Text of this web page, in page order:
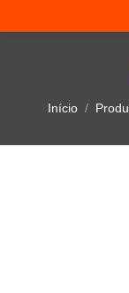
Você está
Início